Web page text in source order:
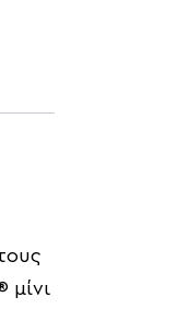
μίνι